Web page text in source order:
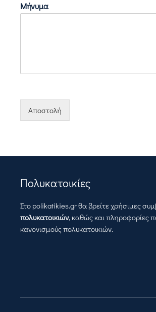
Μήνυμα
Αποστολή
Πολυκατοικίες
Στο polikatikies.gr θα βρείτε χρήσιμες
πολυκατοικιών, καθώς και πληροφορίες
κανονισμούς πολυκατοικιών.